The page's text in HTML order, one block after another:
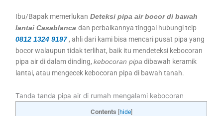
Ibu/Bapak memerlukan Deteksi pipa air bocor di bawah
lantai Casablanca dan perbaikannya tinggal hubungi telp
0812 1324 9197, ahli dari kami bisa mencari pusat pipa yang
bocor walaupun tidak terlihat, baik itu mendeteksi kebocoran
pipa air di dalam dinding,kebocoran pipa dibawah keramik
lantai, atau mengecek kebocoran pipa di bawah tanah.
Tanda tanda pipa air di rumah mengalami kebocoran
Contents [hide]